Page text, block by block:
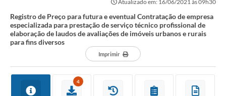
Contato
Notícias
Denúncia de Lotes sujos e entulhos
Atualizado em: 16/06/2021 às 09h30
Registro de Preço para futura e eventual Contratação de empresa
especializada para prestação de serviço técnico profissional de
elaboração de laudos de avaliações de imóveis urbanos e rurais
para fins diversos
Imprimir
4